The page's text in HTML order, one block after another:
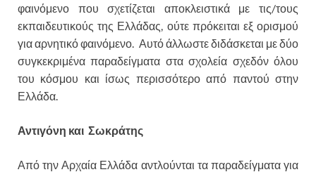
φαινόμενο που σχετίζεται αποκλειστικά με τις/τους
εκπαιδευτικούς της Ελλάδας, ούτε πρόκειται εξ ορισμού
για αρνητικό φαινόμενο. Αυτό άλλωστε διδάσκεται με δύο
συγκεκριμένα παραδείγματα στα σχολεία σχεδόν όλου
του κόσμου και ίσως περισσότερο από παντού στην
Ελλάδα.
Αντιγόνη και Σωκράτης
Από την Αρχαία Ελλάδα αντλούνται τα παραδείγματα για